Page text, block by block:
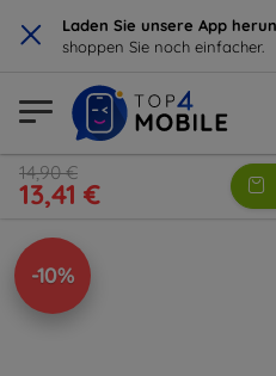
× Laden Sie unsere App
shoppen Sie noch einfacher.
14,90 €
13,41 €
-10%